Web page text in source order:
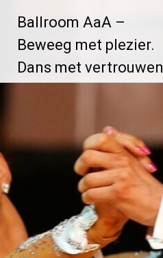
naarBallroom AaA –
Beweeg met plezier.
Dans met vertrouwen